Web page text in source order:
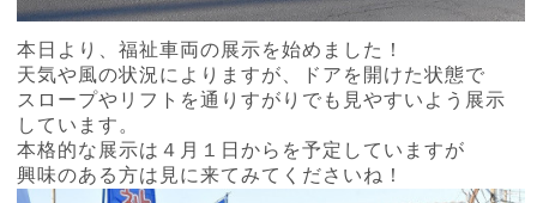
本日より、福祉車両の展示を始めました！
天気や風の状況によりますが、ドアを開けた状態で
スロープやリフトを通りすがりでも見やすいよう展示
しています。
本格的な展示は４月１日からを予定していますが
興味のある方は見に来てみてくださいね！